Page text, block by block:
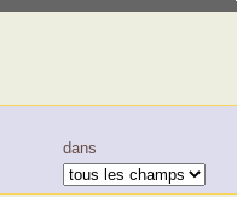
dans